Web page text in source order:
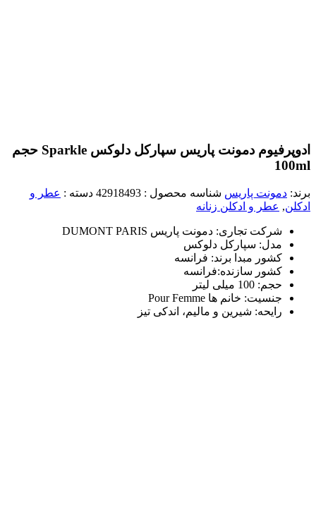
ادوپرفیوم دمونت پاریس سپارکل دلوکس Sparkle حجم
100ml
برند: دمونت پاریس شناسه محصول : 42918493 دسته : عطر و
ادکلن, عطر و ادکلن زنانه
شرکت تجاری: دمونت پاریس DUMONT PARIS
مدل: سپارکل دلوکس
کشور مبدا برند: فرانسه
کشور سازنده:فرانسه
حجم: 100 میلی لیتر
جنسیت: خانم ها Pour Femme
رایحه: شیرین و مالیم، اندکی تیز